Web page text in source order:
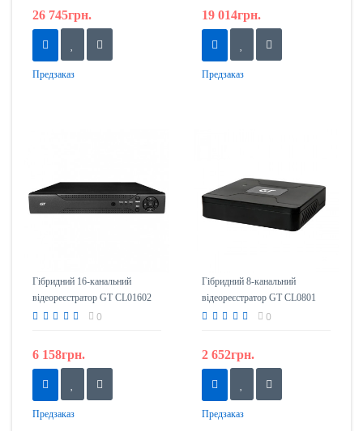
26 745грн.
Предзаказ
19 014грн.
Предзаказ
Гібридний 16-канальний
відеореєстратор GT CL01602
0
6 158грн.
Предзаказ
Гібридний 8-канальний
відеореєстратор GT CL0801
0
2 652грн.
Предзаказ